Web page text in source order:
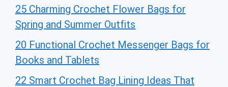
25 Charming Crochet Flower Bags for
Spring and Summer Outfits
20 Functional Crochet Messenger Bags for
Books and Tablets
22 Smart Crochet Bag Lining Ideas That